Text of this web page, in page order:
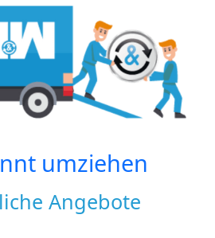
umziehen
Angebote